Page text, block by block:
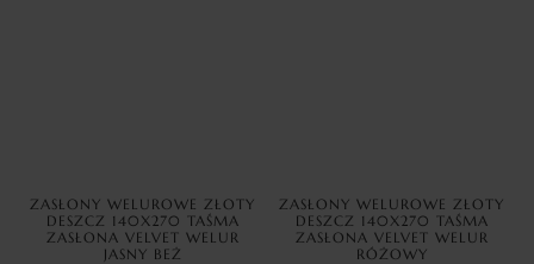
ZASŁONY WELUROWE ZŁOTY
DESZCZ 140X270 TAŚMA
ZASŁONA VELVET WELUR
JASNY BEŻ
ZASŁONY WELUROWE ZŁOTY
DESZCZ 140X270 TAŚMA
ZASŁONA VELVET WELUR
RÓŻOWY